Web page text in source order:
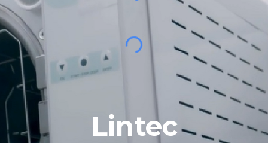
Lintec